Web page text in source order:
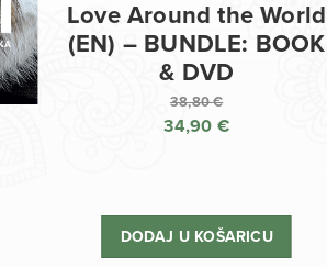
Love Around the World
(EN) – BUNDLE: BOOK
& DVD
38,80€
Izvorna
je:
38,80 €.
34,90 €
je:
34,90 €.
DODAJ U KOŠARICU